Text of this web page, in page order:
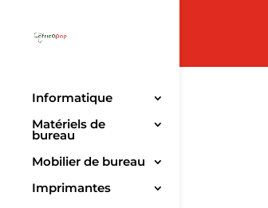
Informatique
Matériels de
bureau
Mobilier de bureau
Imprimantes